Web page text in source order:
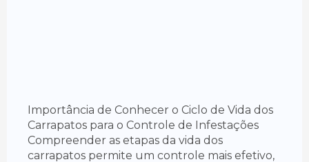
Importância de Conhecer o Ciclo de Vida dos
Carrapatos para o Controle de Infestações
Compreender as etapas da vida dos
carrapatos permite um controle mais efetivo,